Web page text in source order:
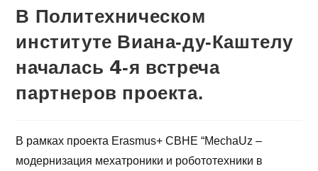
В Политехническом
институте Виана-ду-Каштелу
началась 𝟰-я встреча
партнеров проекта.
В рамках проекта Erasmus+ CBHE “MechaUz –
модернизация мехатроники и робототехники в